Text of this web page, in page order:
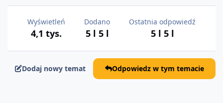
Wyświetleń
4,1 tys.
Dodano
5 l 5 l
Ostatnia odpowiedź
5 l 5 l
Dodaj nowy temat Odpowiedz w tym temacie